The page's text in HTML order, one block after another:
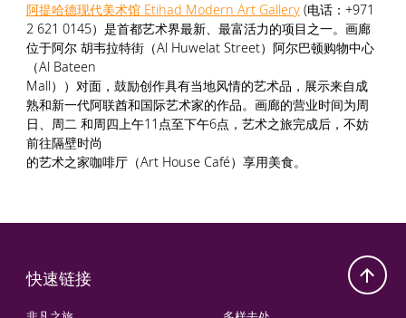
阿提哈德现代美术馆 Etihad Modern Art Gallery(电话：+971
2 621 0145）是首都艺术界最新、最富活力的项目之一。画廊
位于阿尔 胡韦拉特街（Al Huwelat Street）阿尔巴顿购物中心
（Al Bateen
Mall））对面，鼓励创作具有当地风情的艺术品，展示来自成
熟和新一代阿联酋和国际艺术家的作品。画廊的营业时间为周
日、周二 和周四上午11点至下午6点，艺术之旅完成后，不妨
前往隔壁时尚
的艺术之家咖啡厅（Art House Café）享用美食。
快速链接